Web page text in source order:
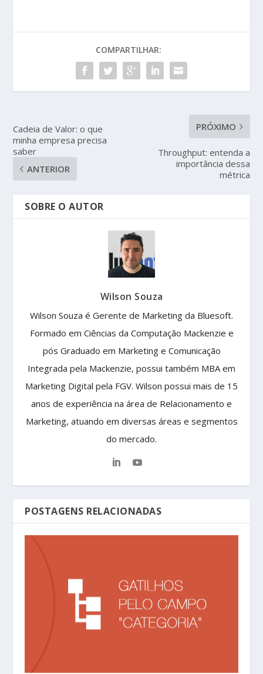
COMPARTILHAR:
Cadeia de Valor: o que
minha empresa precisa
saber
ANTERIOR
PRÓXIMO
Throughput: entenda a
importância dessa
métrica
SOBRE O AUTOR
Wilson Souza
Wilson Souza é Gerente de Marketing da Bluesoft.
Formado em Ciências da Computação Mackenzie e
pós Graduado em Marketing e Comunicação
Integrada pela Mackenzie, possui também MBA em
Marketing Digital pela FGV. Wilson possui mais de 15
anos de experiência na área de Relacionamento e
Marketing, atuando em diversas áreas e segmentos
do mercado.
POSTAGENS RELACIONADAS